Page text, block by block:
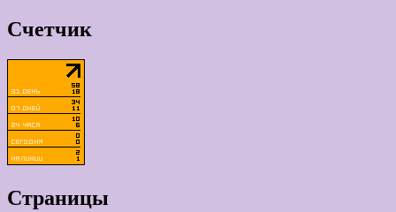
Счетчик
Страницы